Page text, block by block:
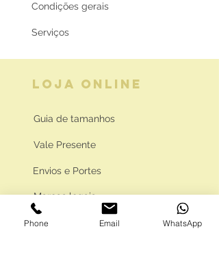
Condições gerais
Serviços
LOJA ONLINE
Guia de tamanhos
Vale Presente
Envios e Portes
Marcas legais
Programa Fidelidade
Phone Email WhatsApp